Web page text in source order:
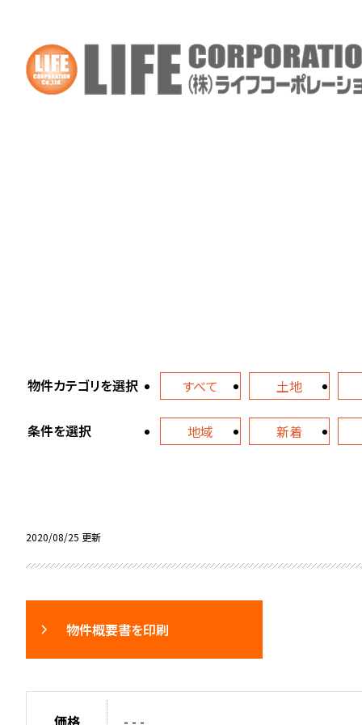
物件カテゴリを選択 すべて 土地
条件を選択 地域 新着
2020/08/25 更新
物件概要書を印刷
価格 - - -